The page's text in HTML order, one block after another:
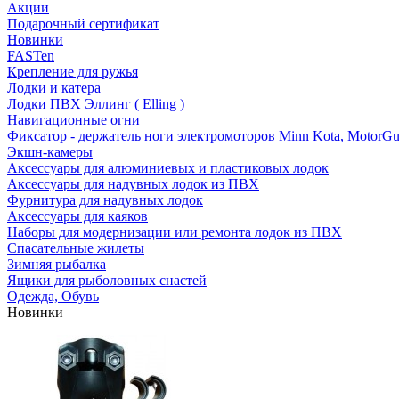
Акции
Подарочный сертификат
Новинки
FASTen
Крепление для ружья
Лодки и катера
Лодки ПВХ Эллинг ( Elling )
Навигационные огни
Фиксатор - держатель ноги электромоторов Minn Kota,
Экшн-камеры
Аксессуары для алюминиевых и пластиковых лодок
Аксессуары для надувных лодок из ПВХ
Фурнитура для надувных лодок
Аксессуары для каяков
Наборы для модернизации или ремонта лодок из ПВХ
Спасательные жилеты
Зимняя рыбалка
Ящики для рыболовных снастей
Одежда, Обувь
Новинки